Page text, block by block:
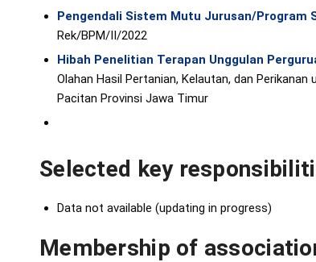
Pengendali Sistem Mutu Jurusan/Program
Rek/BPM/II/2022
Hibah Penelitian Terapan Unggulan
Olahan Hasil Pertanian, Kelautan, dan
Pacitan Provinsi Jawa Timur
Selected key
Data not available (updating in progress)
Membership of